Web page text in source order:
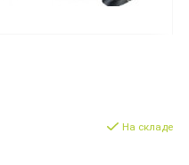
На складе